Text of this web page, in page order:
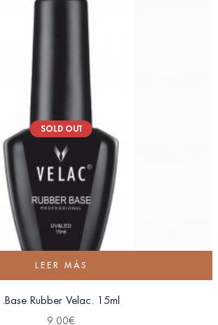
SOLD OUT
LEER MÁS
.Base Rubber Velac. 15ml
9.00€